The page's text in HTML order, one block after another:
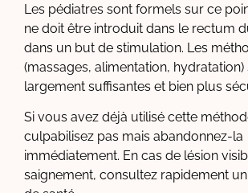
Les pédiatres sont formels sur ce
ne doit être introduit dans le rectum
dans un but de stimulation. Les
(massages, alimentation, hydratation)
largement suffisantes et bien plus
Si vous avez déjà utilisé cette
culpabilisez pas mais abandonnez-la
immédiatement. En cas de lésion
saignement, consultez rapidement